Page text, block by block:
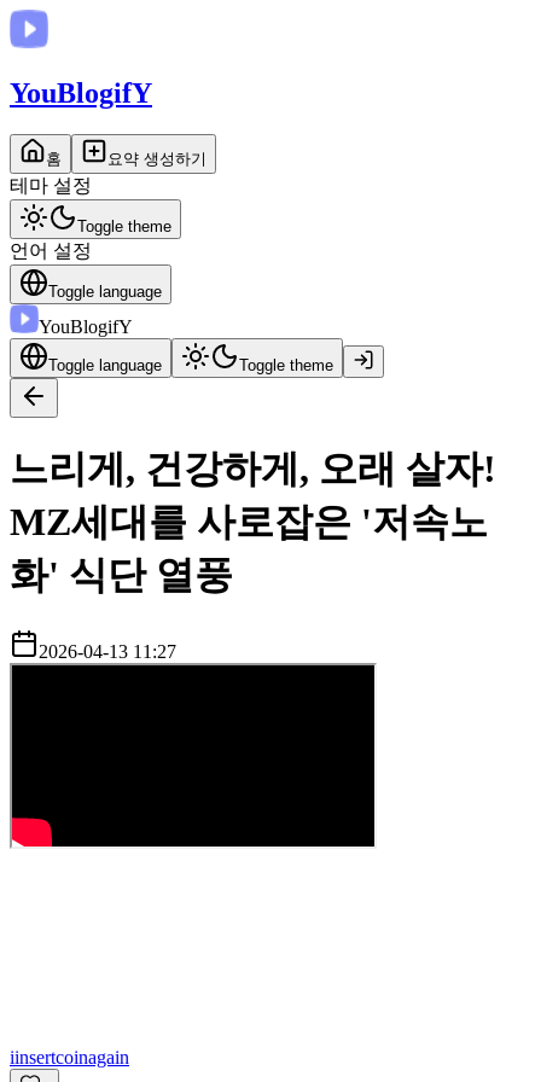
YouBlogifY
홈 요약 생성하기
테마 설정
Toggle theme
언어 설정
Toggle language
YouBlogifY
Toggle language Toggle theme
느리게, 건강하게, 오래 살자!
MZ세대를 사로잡은 '저속노
화' 식단 열풍
2026-04-13 11:27
iinsertcoinagain